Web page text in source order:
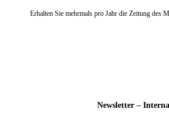
Erhalten Sie mehrmals pro Jahr die Zeitung des
Newsletter –